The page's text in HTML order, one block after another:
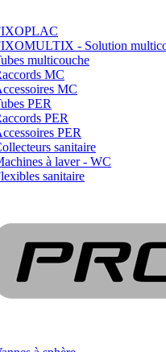
- Solution
multicouche
MC
MC
PER
PER
PER
sanitaire
à laver - WC
sanitaire